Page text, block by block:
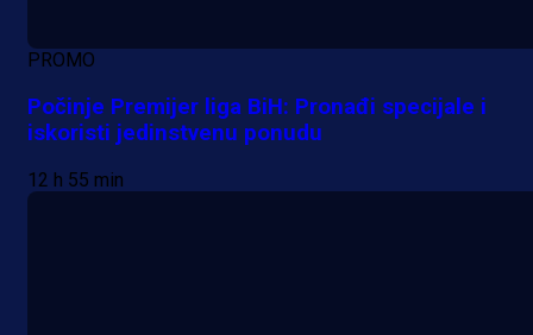
PROMO
Počinje Premijer liga BiH: Pronađi specijale i
iskoristi jedinstvenu ponudu
12 h 55 min